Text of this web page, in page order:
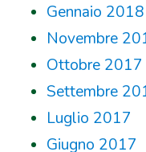
Gennaio 2018
Novembre
Ottobre 2017
Settembre
Luglio 2017
Giugno 2017